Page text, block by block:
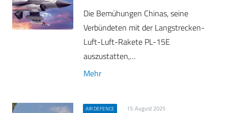
Die Bemühungen Chinas, seine
Verbündeten mit der Langstrecken-
Luft-Luft-Rakete PL-15E
auszustatten,…
Mehr
AIR DEFENCE 15. August 2025